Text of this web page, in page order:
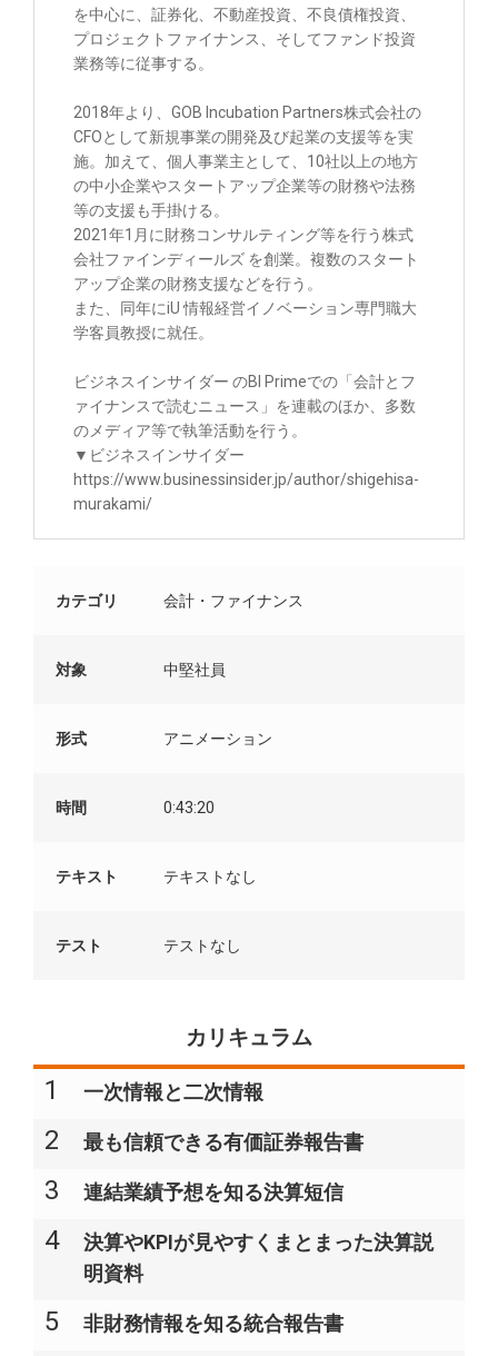
を中心に、証券化、不動産投資、不良債権投資、
プロジェクトファイナンス、そしてファンド投資
業務等に従事する。
2018年より、GOB Incubation Partners株式会社の
CFOとして新規事業の開発及び起業の支援等を実
施。加えて、個人事業主として、10社以上の地方
の中小企業やスタートアップ企業等の財務や法務
等の支援も手掛ける。
2021年1月に財務コンサルティング等を行う株式
会社ファインディールズ を創業。複数のスタート
アップ企業の財務支援などを行う。
また、同年にiU 情報経営イノベーション専門職大
学客員教授に就任。
ビジネスインサイダー のBI Primeでの「会計とフ
ァイナンスで読むニュース」を連載のほか、多数
のメディア等で執筆活動を行う。
▼ビジネスインサイダー
https://www.businessinsider.jp/author/shigehisa-
murakami/
カテゴリ 会計・ファイナンス
対象 中堅社員
形式 アニメーション
時間 0:43:20
テキスト テキストなし
テスト テストなし
カリキュラム
1 一次情報と二次情報
2 最も信頼できる有価証券報告書
3 連結業績予想を知る決算短信
4
決算やKPIが見やすくまとまった決算説
明資料
5 非財務情報を知る統合報告書